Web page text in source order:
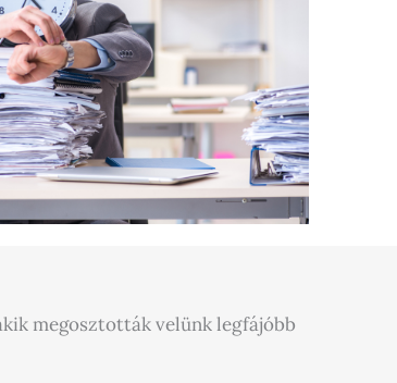
megosztották velünk legfájóbb